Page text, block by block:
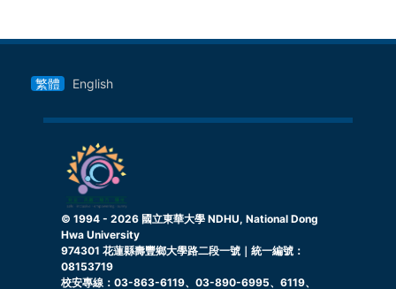
繁體 English
© 1994 - 2026 國立東華大學 NDHU, National Dong
Hwa University
974301 花蓮縣壽豐鄉大學路二段一號｜統一編號：
08153719
校安專線：03-863-6119、03-890-6995、6119、